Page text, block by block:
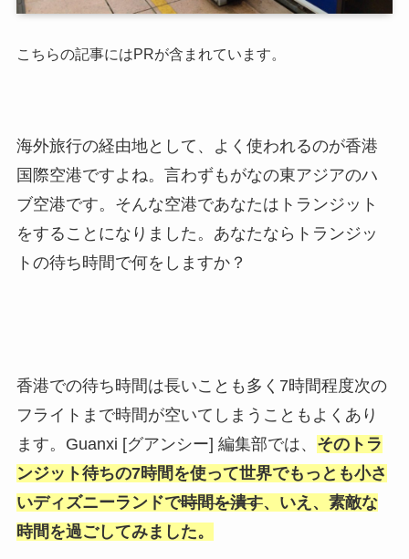
こちらの記事にはPRが含まれています。
海外旅行の経由地として、よく使われるのが香港
国際空港ですよね。言わずもがなの東アジアのハ
ブ空港です。そんな空港であなたはトランジット
をすることになりました。あなたならトランジッ
トの待ち時間で何をしますか？
香港での待ち時間は長いことも多く7時間程度次の
フライトまで時間が空いてしまうこともよくあり
ます。Guanxi [グアンシー] 編集部では、 そのトラ
ンジット待ちの7時間を使って世界でもっとも小さ
いディズニーランドで時間を潰す、いえ、素敵な
時間を過ごしてみました。